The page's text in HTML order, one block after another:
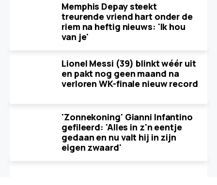
Memphis Depay steekt
treurende vriend hart onder de
riem na heftig nieuws: 'Ik hou
van je'
Lionel Messi (39) blinkt wéér uit
en pakt nog geen maand na
verloren WK-finale nieuw record
'Zonnekoning' Gianni Infantino
gefileerd: 'Alles in z'n eentje
gedaan en nu valt hij in zijn
eigen zwaard'